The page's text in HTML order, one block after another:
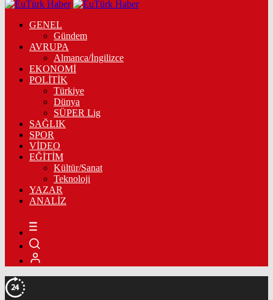
GENEL
Gündem
AVRUPA
Almanca/İngilizce
EKONOMİ
POLİTİK
Türkiye
Dünya
SÜPER Lig
SAĞLIK
SPOR
VİDEO
EĞİTİM
Kültür/Sanat
Teknoloji
YAZAR
ANALİZ